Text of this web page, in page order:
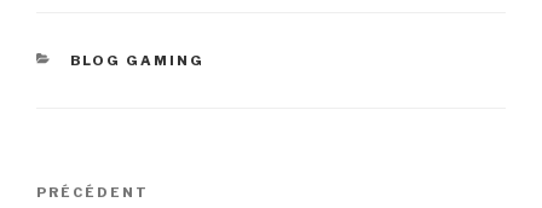
CATÉGORIES
BLOG GAMING
Navigation
Article
PRÉCÉDENT